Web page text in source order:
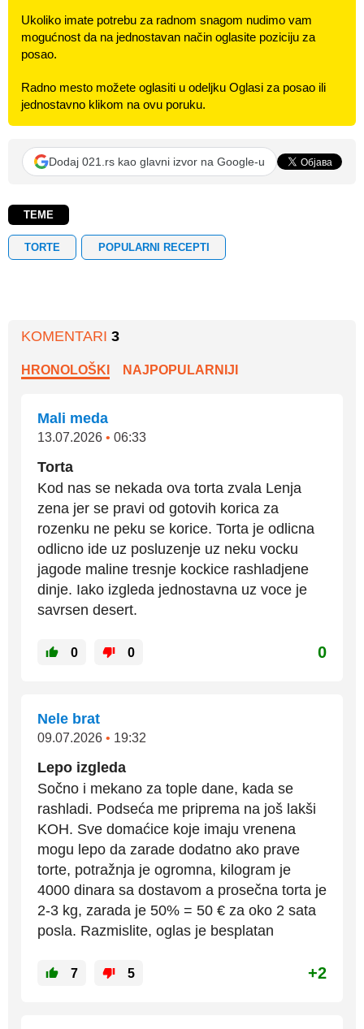
Ukoliko imate potrebu za radnom snagom nudimo vam
mogućnost da na jednostavan način oglasite poziciju za
posao.
Radno mesto možete oglasiti u odeljku Oglasi za posao ili
jednostavno klikom na ovu poruku.
Dodaj 021.rs kao glavni izvor na Google-u
TEME
TORTE POPULARNI RECEPTI
KOMENTARI 3
HRONOLOŠKI NAJPOPULARNIJI
Mali meda
13.07.2026 • 06:33
Torta
Kod nas se nekada ova torta zvala Lenja
zena jer se pravi od gotovih korica za
rozenku ne peku se korice. Torta je odlicna
odlicno ide uz posluzenje uz neku vocku
jagode maline tresnje kockice rashladjene
dinje. Iako izgleda jednostavna uz voce je
savrsen desert.
0 0 0
Nele brat
09.07.2026 • 19:32
Lepo izgleda
Sočno i mekano za tople dane, kada se
rashladi. Podseća me priprema na još lakši
KOH. Sve domaćice koje imaju vrenena
mogu lepo da zarade dodatno ako prave
torte, potražnja je ogromna, kilogram je
4000 dinara sa dostavom a prosečna torta je
2-3 kg, zarada je 50% = 50 € za oko 2 sata
posla. Razmislite, oglas je besplatan
7 5 +2